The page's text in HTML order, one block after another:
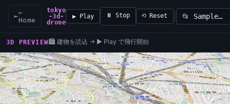
←←
Home
tokyo
-3d-
drone
▶ Play ⏸ Stop ⟲ Reset Load sample
3D PREVIEW🏙️ 建物を読込 → ▶ Play で飛行開始